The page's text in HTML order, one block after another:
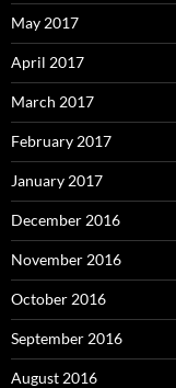
May 2017
April 2017
March 2017
February 2017
January 2017
December 2016
November 2016
October 2016
September 2016
August 2016